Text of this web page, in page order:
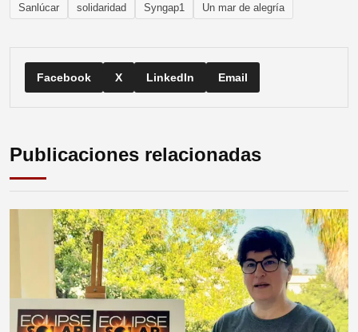
Sanlúcar
solidaridad Syngap1 Un mar de alegría
Facebook X LinkedIn Email
Publicaciones relacionadas